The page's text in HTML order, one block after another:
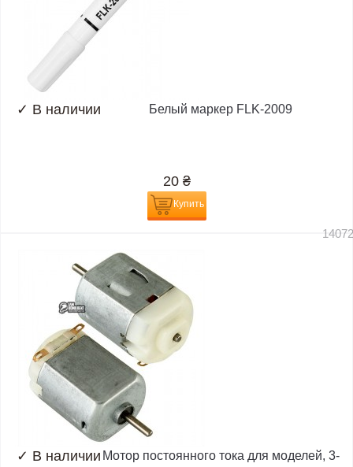
✓ В наличии Белый маркер FLK-2009
20 ₴
Купить
✓ В наличии Мотор постоянного тока для моделей, 3-